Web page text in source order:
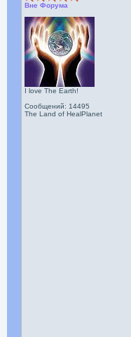
Вне Форума
I love The Earth!
Сообщений: 14495
The Land of HealPlanet